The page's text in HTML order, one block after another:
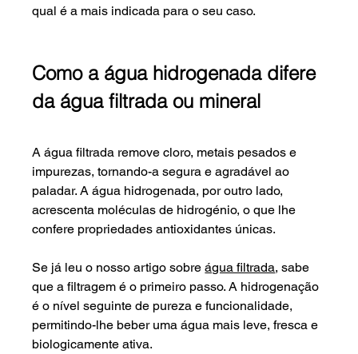
qual é a mais indicada para o seu caso.
Como a água hidrogenada difere
da água filtrada ou mineral
A água filtrada remove cloro, metais pesados e
impurezas, tornando-a segura e agradável ao
paladar. A água hidrogenada, por outro lado,
acrescenta moléculas de hidrogénio, o que lhe
confere propriedades antioxidantes únicas.
Se já leu o nosso artigo sobre água filtrada, sabe
que a filtragem é o primeiro passo. A hidrogenação
é o nível seguinte de pureza e funcionalidade,
permitindo-lhe beber uma água mais leve, fresca e
biologicamente ativa.